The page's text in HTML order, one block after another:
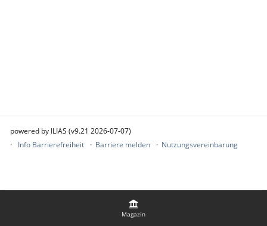
Magazin
powered by ILIAS (v9.21 2026-07-07)
Info Barrierefreiheit
Barriere melden Nutzungsvereinbarung